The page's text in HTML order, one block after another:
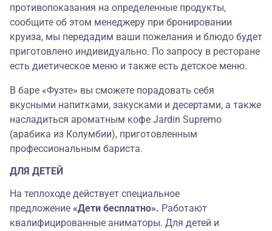
противопоказания на определенные продукты,
сообщите об этом менеджеру при бронировании
круиза, мы передадим ваши пожелания и блюдо будет
приготовлено индивидуально. По запросу в ресторане
есть диетическое меню и также есть детское меню.
В баре «Фуэте» вы сможете порадовать себя
вкусными напитками, закусками и десертами, а также
насладиться ароматным кофе Jardin Supremo
(арабика из Колумбии), приготовленным
профессиональным бариста.
ДЛЯ ДЕТЕЙ
На теплоходе действует специальное
предложение «Дети бесплатно». Работают
квалифицированные аниматоры. Для детей и